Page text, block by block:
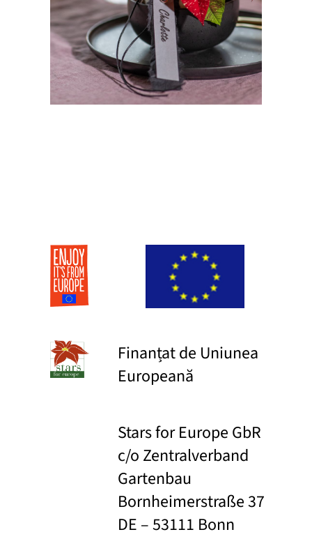
Finanțat de Uniunea
Europeană
Stars for Europe GbR
c/o Zentralverband
Gartenbau
Bornheimerstraße 37
DE – 53111 Bonn